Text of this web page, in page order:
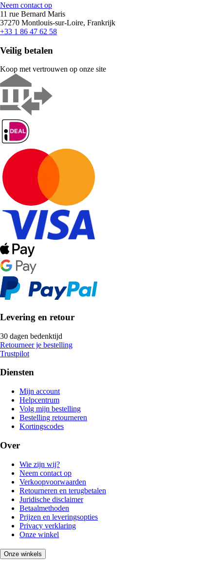
Neem contact op
11 rue Bernard Maris
37270 Montlouis-sur-Loire, Frankrijk
+33 1 86 47 62 58
Veilig betalen
Koop met vertrouwen op onze site
Levering en retour
30 dagen bedenktijd
Retourneer je bestelling
Trustpilot
Diensten
Mijn account
Helpcentrum
Volg mijn bestelling
Bestelling retourneren
Kortingscodes
Over
Wie zijn wij?
Neem contact op
Verkoopvoorwaarden
Retourneren en terugbetalen
Juridische disclaimer
Betaalmethoden
Prijzen en leveringsopties
Privacy verklaring
Onze winkel
Onze winkels